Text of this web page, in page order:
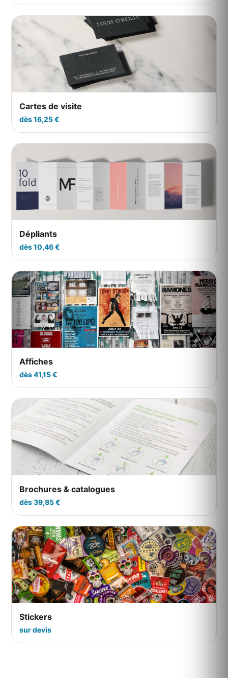
Cartes de visite
dès 16,25 €
Dépliants
dès 10,46 €
Affiches
dès 41,15 €
Brochures & catalogues
dès 39,85 €
Stickers
sur devis